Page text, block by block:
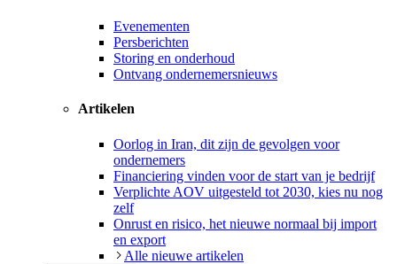
Evenementen
Persberichten
Storing en onderhoud
Ontvang ondernemersnieuws
Artikelen
Oorlog in Iran, dit zijn de gevolgen voor
ondernemers
Financiering vinden voor de start van je bedrijf
Verplichte AOV uitgesteld tot 2030, kies nu nog
zelf
Onrust en risico, het nieuwe normaal bij import
en export
Alle nieuwe artikelen